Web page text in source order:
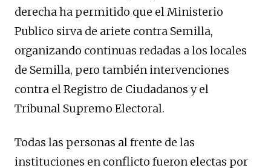
derecha ha permitido que el Ministerio
Publico sirva de ariete contra Semilla,
organizando continuas redadas a los locales
de Semilla, pero también intervenciones
contra el Registro de Ciudadanos y el
Tribunal Supremo Electoral.
Todas las personas al frente de las
instituciones en conflicto fueron electas por